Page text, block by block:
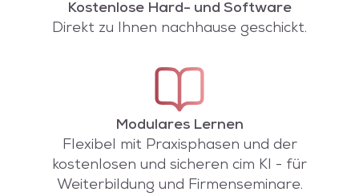
Kostenlose Hard- und Software
Direkt zu Ihnen nachhause geschickt.
Modulares Lernen
Flexibel mit Praxisphasen und der
kostenlosen und sicheren cim KI - für
Weiterbildung und Firmenseminare.